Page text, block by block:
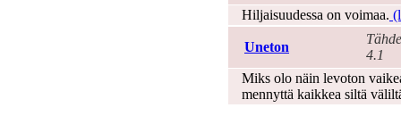
Hiljaisuudessa on voimaa.
Uneton
4.1
Miks olo näin levoton
mennyttä kaikkea siltä